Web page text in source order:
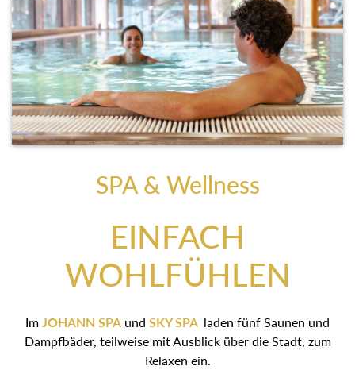
SPA & Wellness
EINFACH
WOHLFÜHLEN
Im JOHANN SPA und SKY SPA laden fünf Saunen und
Dampfbäder, teilweise mit Ausblick über die Stadt, zum
Relaxen ein.